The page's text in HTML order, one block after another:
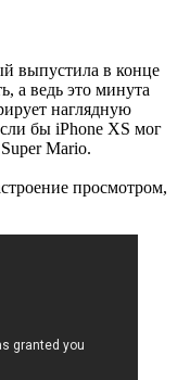
выпустила в конце
а ведь это минута
наглядную
бы iPhone XS мог
Mario.
просмотром,